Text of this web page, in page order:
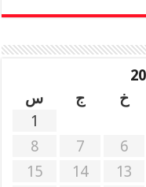
خ ج
س
1
6
7
8
13
14
15